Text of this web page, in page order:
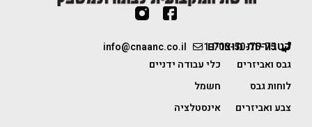
1-700-50-75-75
info@cnaanc.co.il קטגוריות מוצרים
גבס ואביזרים
לוחות גבס
צבע ואביזרים
כלי עבודה ידניים
חשמל
אינסטלציה